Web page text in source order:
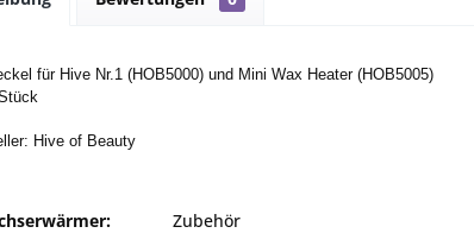
für Hive Nr.1 (HOB5000) und Mini Wax Heater (HOB5005)
Hive of Beauty
Zubehör